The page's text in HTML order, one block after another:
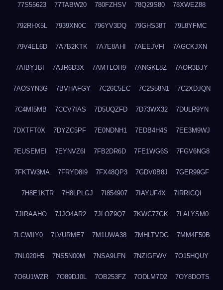
77S55623 77TABW20 780FZHSV 78Q29S80 78XWEZ88
792RHX5L 7939XN0C 796YV3DQ 79GHS38T 79L8YFMC
79V4EL6D 7A7B2KTK 7A7E8AHI 7AEEJVFI 7AGCKJXN
7AIBYJBI 7AJR6D3X 7AMTLOH9 7ANGKL8Z 7AOR3BJY
7AOSYN3G 7BVHAFGY 7C26C5EC 7C2S58N1 7C2XDJQN
7C4MI5MB 7CCV7IAS 7D5UQZFD 7D73WX32 7DULR9YN
7DXTFT0X 7DYZC5PF 7E0NDNH1 7EDB4H4S 7EE3M9WJ
7EUSEMEI 7EYNVZ6I 7FB2DR6D 7FE1WG6S 7FGV6NG8
7FKTW3MA 7FRYD8I9 7FX48QP3 7GDV0B8J 7GER99GF
7H8E1KTR 7H8LPLGJ 7I854907 7IAYUF4X 7IRRICQI
7JIRAAHO 7JJO4AR2 7JLOZ9Q7 7KWC77GK 7LALYSM0
7LCWIIY0 7LVURME7 7M1UWA38 7MHLTVDG 7MM4F50B
7NL020H5 7NS5N00M 7NSA9LFN 7NZIGFWV 7O15HQUY
7O6U1WZR 7O89DJ0L 7OB253FZ 7ODLM7D2 7OY8DOTS